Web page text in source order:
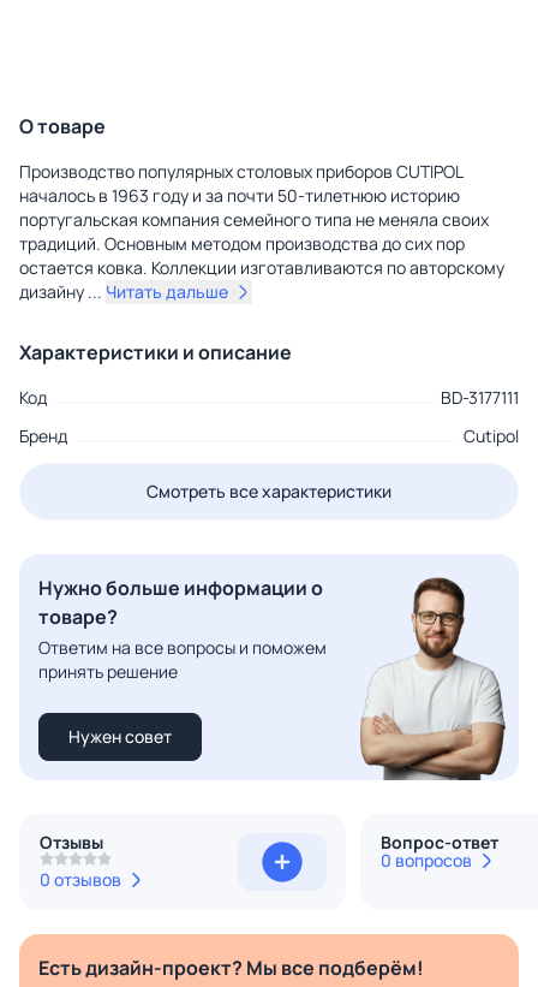
О товаре
Производство популярных столовых приборов CUTIPOL
началось в 1963 году и за почти 50-тилетнюю историю
португальская компания семейного типа не меняла своих
традиций. Основным методом производства до сих пор
остается ковка. Коллекции изготавливаются по авторскому
дизайну ... Читать дальше
Характеристики и описание
Код
BD-3177111
Бренд
Cutipol
Смотреть все характеристики
Нужно больше информации о
товаре?
Ответим на все вопросы и поможем
принять решение
Нужен совет
Отзывы
0 отзывов
Вопрос-ответ
0 вопросов
Есть дизайн-проект? Мы все подберём!